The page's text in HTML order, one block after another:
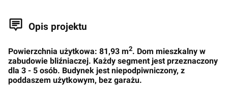
Opis projektu
Powierzchnia użytkowa: 81,93 m2. Dom mieszkalny w
zabudowie bliźniaczej. Każdy segment jest przeznaczony
dla 3 - 5 osób. Budynek jest niepodpiwniczony, z
poddaszem użytkowym, bez garażu.